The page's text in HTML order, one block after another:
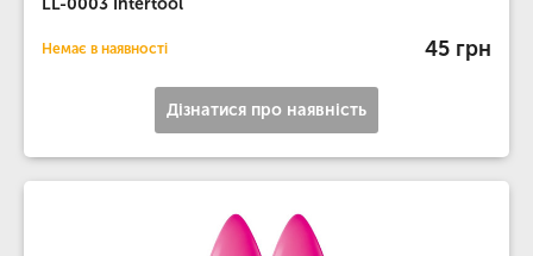
LL-0003 Intertool
Немає в наявності 45 грн
Дізнатися про наявність